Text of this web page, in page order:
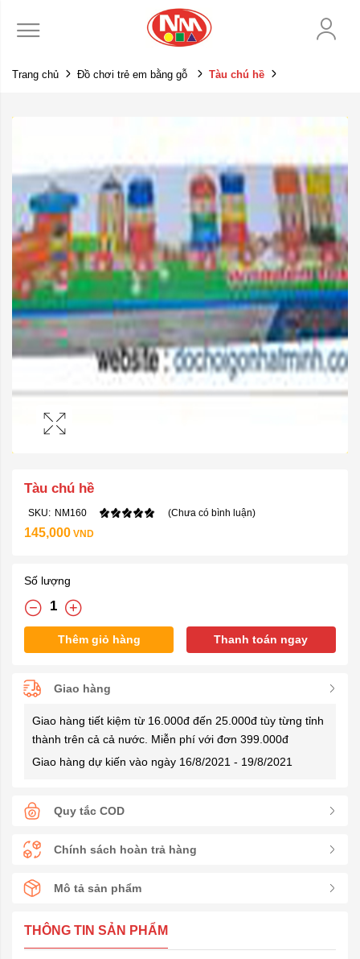
Trang chủ Đồ chơi trẻ em bằng gỗ Tàu chú hề
Tàu chú hề
SKU: NM160 (Chưa có bình luận)
145,000 VND
Số lượng
Thêm giỏ hàng Thanh toán ngay
Giao hàng
Giao hàng tiết kiệm từ 16.000đ đến 25.000đ tùy từng tỉnh
thành trên cả cả nước. Miễn phí với đơn 399.000đ
Giao hàng dự kiến vào ngày 16/8/2021 - 19/8/2021
Quy tắc COD
Chính sách hoàn trả hàng
Mô tả sản phẩm
THÔNG TIN SẢN PHẨM